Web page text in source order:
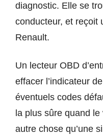
diagnostic. Elle se
conducteur, et reçoit
Renault.
Un lecteur OBD
effacer l’indicateur
éventuels codes
la plus sûre quand
autre chose qu’une